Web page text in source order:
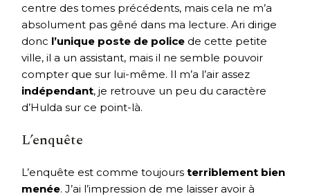
centre des tomes précédents, mais cela ne m’a
absolument pas gêné dans ma lecture. Ari dirige
donc l’unique poste de police de cette petite
ville, il a un assistant, mais il ne semble pouvoir
compter que sur lui-même. Il m’a l’air assez
indépendant, je retrouve un peu du caractère
d’Hulda sur ce point-là.
L’enquête
L’enquête est comme toujoursterriblement bien
menée. J’ai l’impression de me laisser avoir à